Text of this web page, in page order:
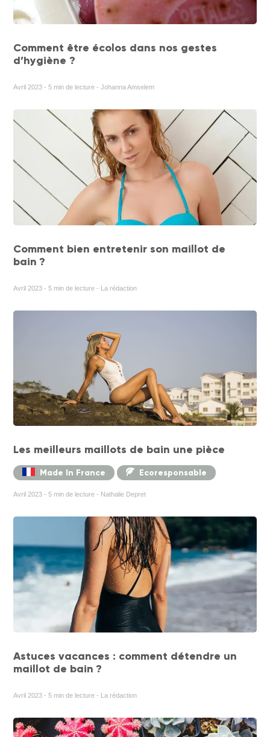
Comment être écolos dans nos gestes
d’hygiène ?
Avril 2023 - 5 min de lecture - Johanna Amselem
Comment bien entretenir son maillot de
bain ?
Avril 2023 - 5 min de lecture - La rédaction
Les meilleurs maillots de bain une pièce
Made In France Ecoresponsable
Avril 2023 - 5 min de lecture - Nathalie Depret
Astuces vacances : comment détendre un
maillot de bain ?
Avril 2023 - 5 min de lecture - La rédaction